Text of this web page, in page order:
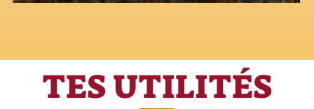
TES UTILITÉS